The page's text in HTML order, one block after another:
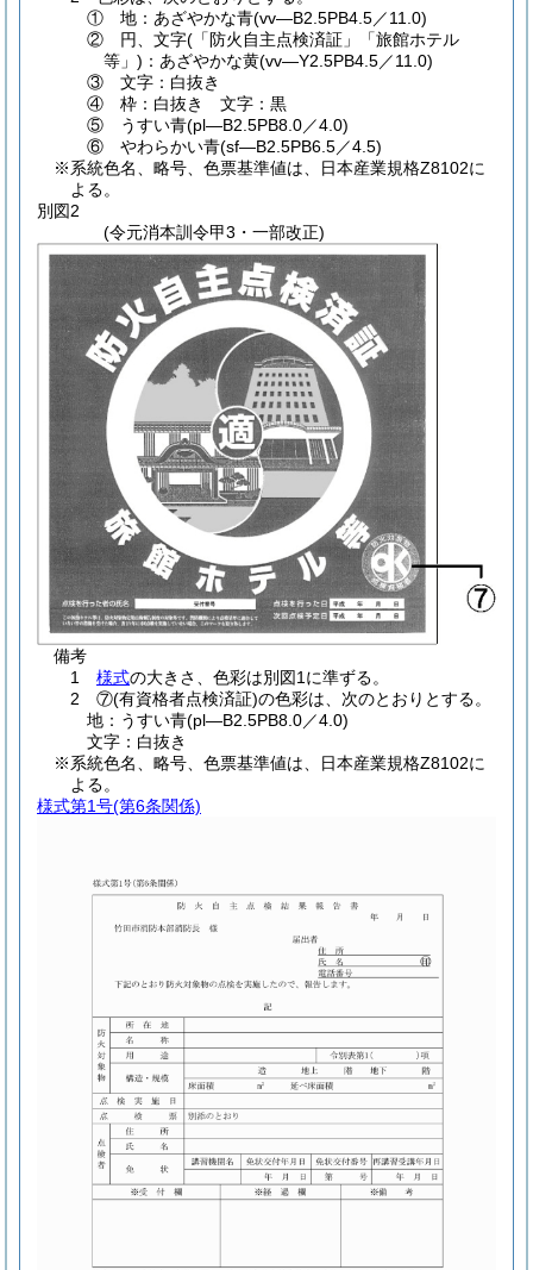
① 地：あざやかな青(vv―B2.5PB4.5／11.0)
② 円、文字(「防火自主点検済証」「旅館ホテル
等」)：あざやかな黄(vv―Y2.5PB4.5／11.0)
③ 文字：白抜き
④ 枠：白抜き 文字：黒
⑤ うすい青(pl―B2.5PB8.0／4.0)
⑥ やわらかい青(sf―B2.5PB6.5／4.5)
※系統色名、略号、色票基準値は、日本産業規格Z8102に
よる。
別図2
(令元消本訓令甲3・一部改正)
備考
1 様式の大きさ、色彩は別図1に準ずる。
2 ⑦(有資格者点検済証)の色彩は、次のとおりとする。
地：うすい青(pl―B2.5PB8.0／4.0)
文字：白抜き
※系統色名、略号、色票基準値は、日本産業規格Z8102に
よる。
様式第1号(第6条関係)